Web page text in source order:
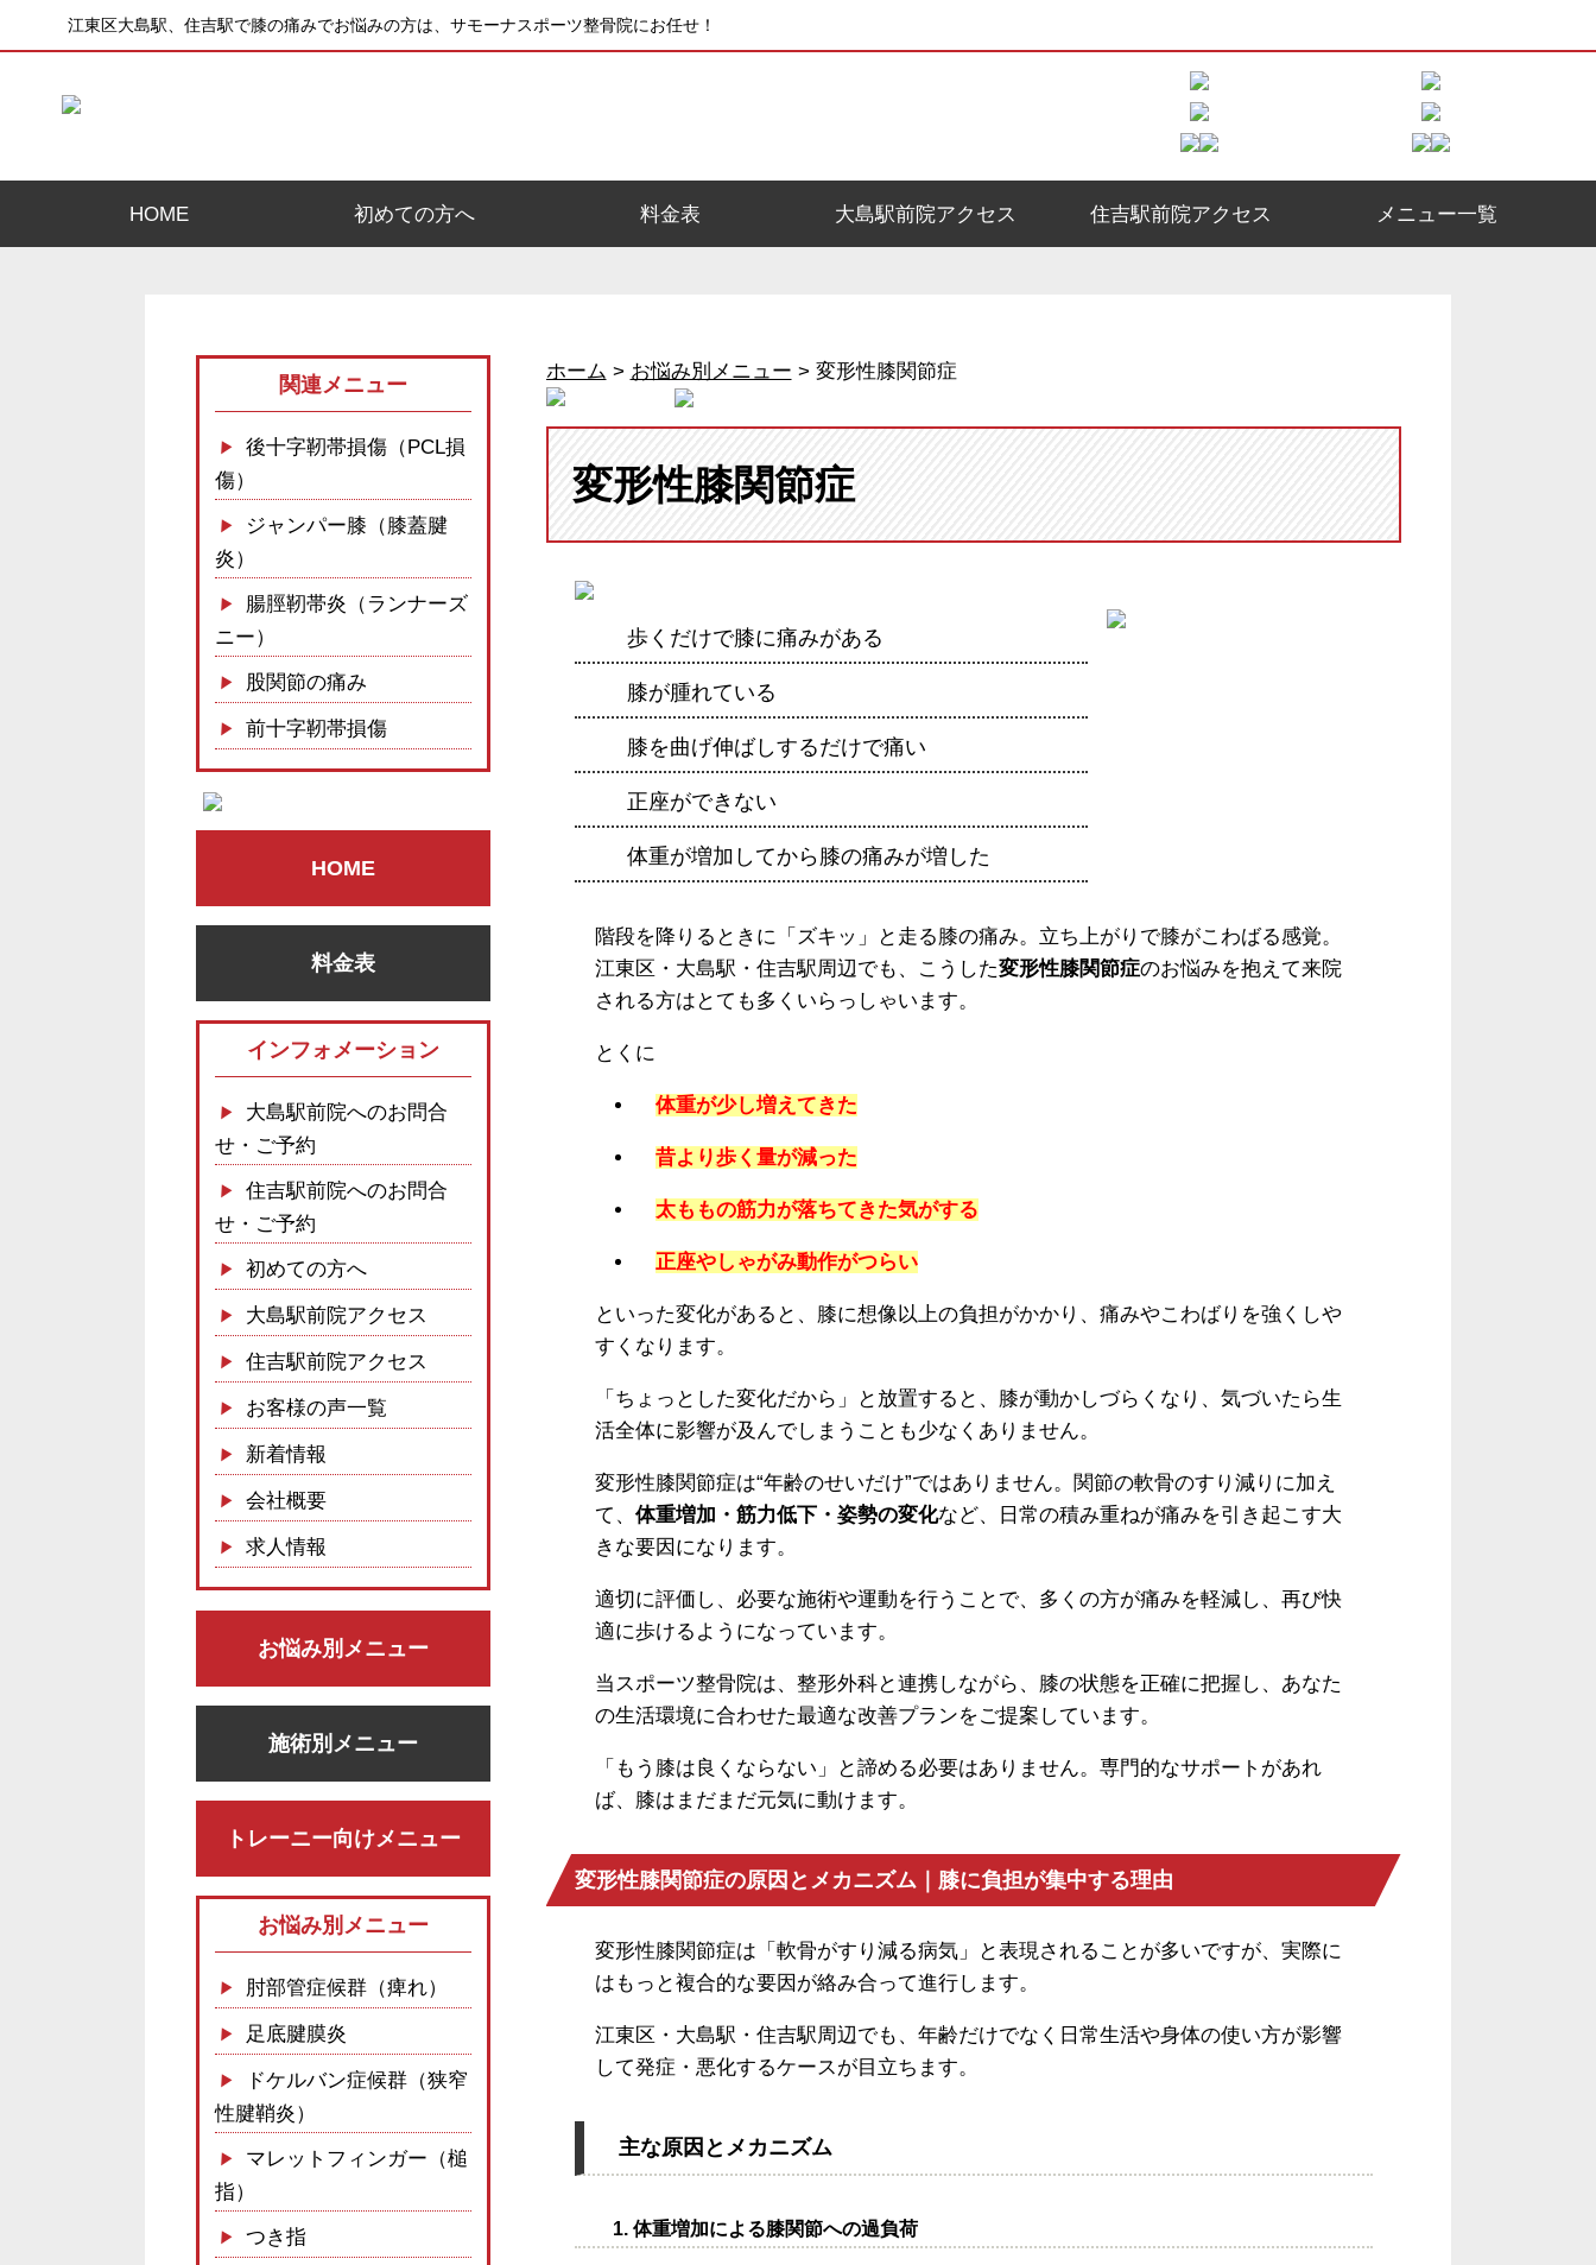
江東区大島駅、住吉駅で膝の痛みでお悩みの方は、サモーナスポーツ整骨院にお任せ！
HOME 初めての方へ 料金表 大島駅前院アクセス 住吉駅前院アクセス メニュー一覧
ホーム > お悩み別メニュー > 変形性膝関節症
変形性膝関節症
歩くだけで膝に痛みがある
膝が腫れている
膝を曲げ伸ばしするだけで痛い
正座ができない
体重が増加してから膝の痛みが増した
階段を降りるときに「ズキッ」と走る膝の痛み。立ち上がりで膝がこわばる感覚。
江東区・大島駅・住吉駅周辺でも、こうした変形性膝関節症のお悩みを抱えて来院
される方はとても多くいらっしゃいます。
とくに
体重が少し増えてきた
昔より歩く量が減った
太ももの筋力が落ちてきた気がする
正座やしゃがみ動作がつらい
といった変化があると、膝に想像以上の負担がかかり、痛みやこわばりを強くしや
すくなります。
「ちょっとした変化だから」と放置すると、膝が動かしづらくなり、気づいたら生
活全体に影響が及んでしまうことも少なくありません。
変形性膝関節症は“年齢のせいだけ”ではありません。関節の軟骨のすり減りに加え
て、 体重増加・筋力低下・姿勢の変化など、日常の積み重ねが痛みを引き起こす大
きな要因になります。
適切に評価し、必要な施術や運動を行うことで、多くの方が痛みを軽減し、再び快
適に歩けるようになっています。
当スポーツ整骨院は、整形外科と連携しながら、膝の状態を正確に把握し、あなた
の生活環境に合わせた最適な改善プランをご提案しています。
「もう膝は良くならない」と諦める必要はありません。専門的なサポートがあれ
ば、膝はまだまだ元気に動けます。
変形性膝関節症の原因とメカニズム｜膝に負担が集中する理由
変形性膝関節症は「軟骨がすり減る病気」と表現されることが多いですが、実際に
はもっと複合的な要因が絡み合って進行します。
江東区・大島駅・住吉駅周辺でも、年齢だけでなく日常生活や身体の使い方が影響
して発症・悪化するケースが目立ちます。
主な原因とメカニズム
1. 体重増加による膝関節への過負荷
関連メニュー
後十字靭帯損傷（PCL損
傷）
ジャンパー膝（膝蓋腱
炎）
腸脛靭帯炎（ランナーズ
ニー）
股関節の痛み
前十字靭帯損傷
HOME
料金表
インフォメーション
大島駅前院へのお問合
せ・ご予約
住吉駅前院へのお問合
せ・ご予約
初めての方へ
大島駅前院アクセス
住吉駅前院アクセス
お客様の声一覧
新着情報
会社概要
求人情報
お悩み別メニュー
施術別メニュー
トレーニー向けメニュー
お悩み別メニュー
肘部管症候群（痺れ）
足底腱膜炎
ドケルバン症候群（狭窄
性腱鞘炎）
マレットフィンガー（槌
指）
つき指